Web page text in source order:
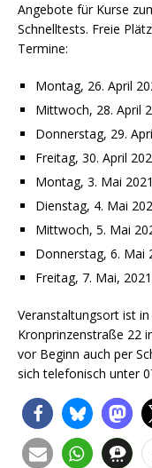
Angebote für Kurse
Schnelltests. Freie
Termine:
Montag, 26. April
Mittwoch, 28. April
Donnerstag, 29.
Freitag, 30. April
Montag, 3. Mai
Dienstag, 4. Mai
Mittwoch, 5. Mai
Donnerstag, 6. Mai
Freitag, 7. Mai,
Veranstaltungsort ist
Kronprinzenstraße 22
vor Beginn auch per
sich telefonisch unter